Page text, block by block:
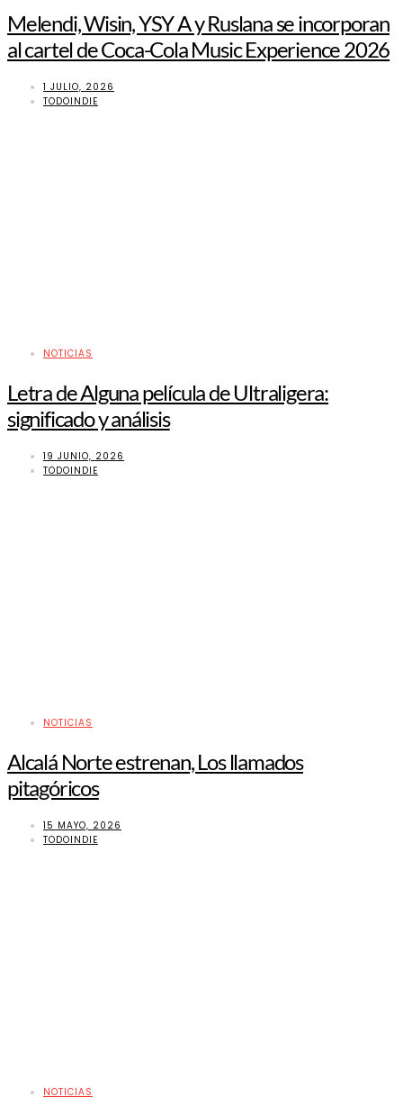
Melendi, Wisin, YSY A y Ruslana se incorporan
al cartel de Coca-Cola Music Experience 2026
1 JULIO, 2026
TODOINDIE
NOTICIAS
Letra de Alguna película de Ultraligera:
significado y análisis
19 JUNIO, 2026
TODOINDIE
NOTICIAS
Alcalá Norte estrenan, Los llamados
pitagóricos
15 MAYO, 2026
TODOINDIE
NOTICIAS